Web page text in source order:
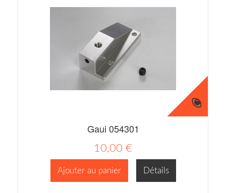
Gaui 054301
10,00 €
Ajouter au panier Détails